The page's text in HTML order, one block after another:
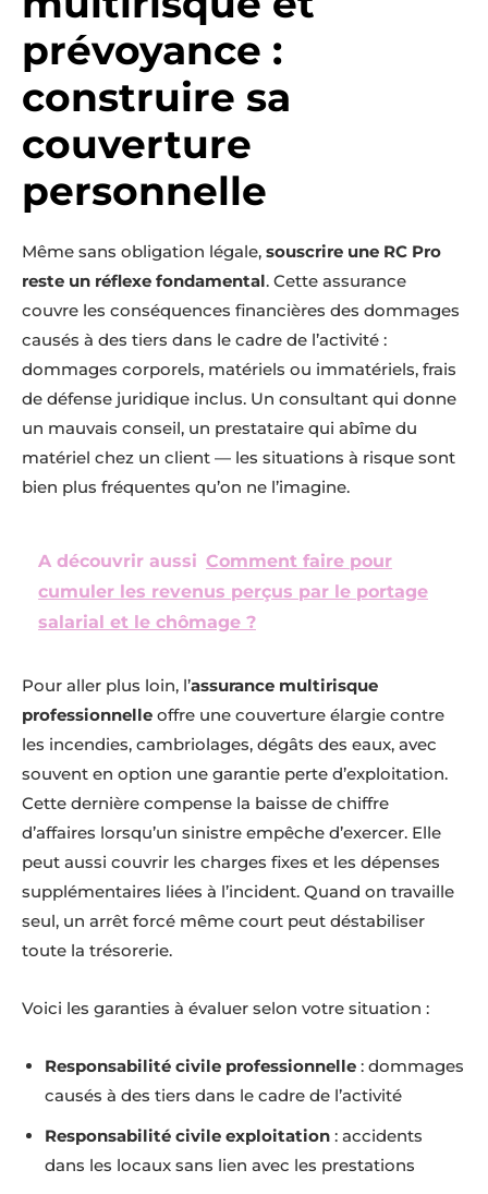
prévoyance :
construire sa
couverture
personnelle
Même sans obligation légale, souscrire une RC Pro
reste un réflexe fondamental. Cette assurance
couvre les conséquences financières des dommages
causés à des tiers dans le cadre de l’activité :
dommages corporels, matériels ou immatériels, frais
de défense juridique inclus. Un consultant qui donne
un mauvais conseil, un prestataire qui abîme du
matériel chez un client — les situations à risque sont
bien plus fréquentes qu’on ne l’imagine.
A découvrir aussi Comment faire pour
cumuler les revenus perçus par le portage
salarial et le chômage ?
Pour aller plus loin, l’assurance multirisque
professionnelle offre une couverture élargie contre
les incendies, cambriolages, dégâts des eaux, avec
souvent en option une garantie perte d’exploitation.
Cette dernière compense la baisse de chiffre
d’affaires lorsqu’un sinistre empêche d’exercer. Elle
peut aussi couvrir les charges fixes et les dépenses
supplémentaires liées à l’incident. Quand on travaille
seul, un arrêt forcé même court peut déstabiliser
toute la trésorerie.
Voici les garanties à évaluer selon votre situation :
Responsabilité civile professionnelle : dommages
causés à des tiers dans le cadre de l’activité
Responsabilité civile exploitation : accidents
dans les locaux sans lien avec les prestations